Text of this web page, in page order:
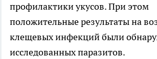
профилактики укусов. При этом
положительные результаты на
клещевых инфекций были
исследованных паразитов.